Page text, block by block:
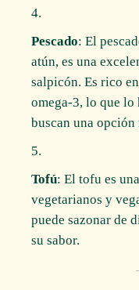
Pescado: El
atún, es una
salpicón. Es rico
omega-3, lo que lo
buscan una opción
Tofú: El tofu es
vegetarianos y
puede sazonar de
su sabor.